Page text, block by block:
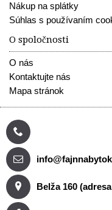
Nákup na splátky
Súhlas s používaním
O spoločnosti
O nás
Kontaktujte nás
Mapa stránok
Belža 160